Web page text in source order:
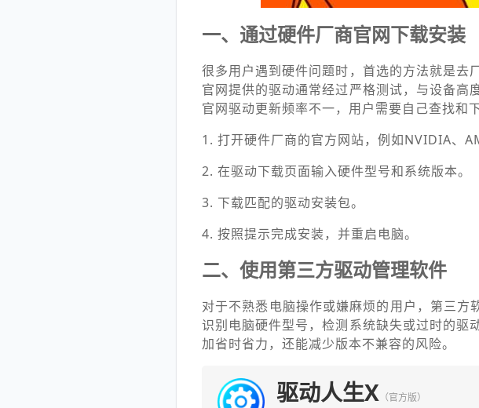
一、通过硬件厂商官网下载安装
很多用户遇到硬件问题时，首选的方法就是去
官网提供的驱动通常经过严格测试，与设备高
官网驱动更新频率不一，用户需要自己查找和
1. 打开硬件厂商的官方网站，例如NVIDIA、
2. 在驱动下载页面输入硬件型号和系统版本。
3. 下载匹配的驱动安装包。
4. 按照提示完成安装，并重启电脑。
二、使用第三方驱动管理软件
对于不熟悉电脑操作或嫌麻烦的用户，第三方
识别电脑硬件型号，检测系统缺失或过时的驱
加省时省力，还能减少版本不兼容的风险。
驱动人生X （官方版）